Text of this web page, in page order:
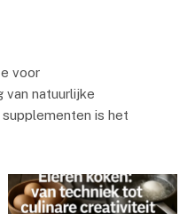
voor
natuurlijke
is het